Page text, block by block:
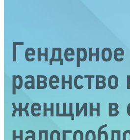
Гендерное
равенство
женщин в